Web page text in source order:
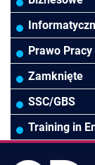
Controlling
Rady
Biura
HoReCa
TSL
Wodociągi/
Pozostałe
Kadry i płace
Prawo
Podatki
Pozostałe
Zarządzanie
HR/
Prawo pracy
Asystentka/
MS Excel/
Online
MS 365/
MS Project/
Prawo Pracy
Zamknięte
SSC/GBS
Training in